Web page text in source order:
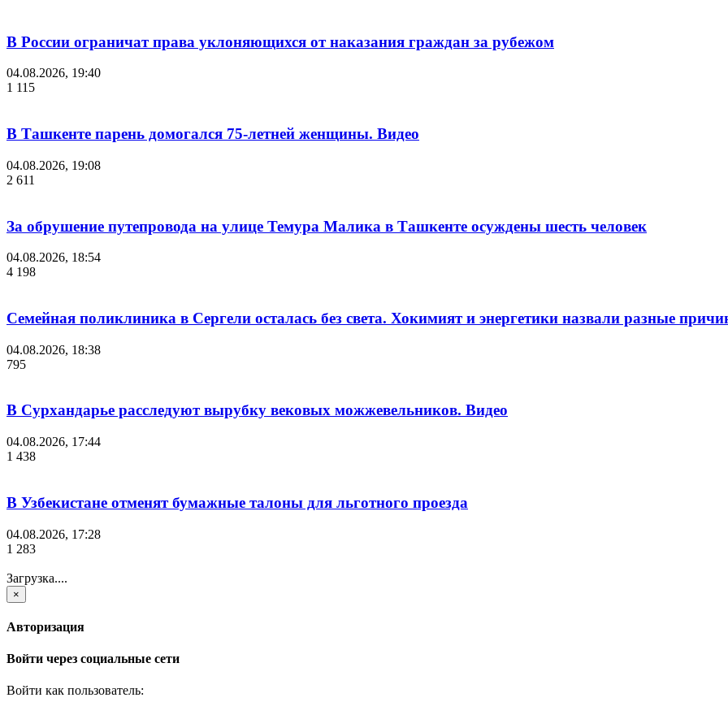
В России ограничат права уклоняющихся от наказания граждан за рубежом
04.08.2026, 19:40
1 115
В Ташкенте парень домогался 75-летней женщины. Видео
04.08.2026, 19:08
2 611
За обрушение путепровода на улице Темура Малика в Ташкенте осуждены шесть человек
04.08.2026, 18:54
4 198
Семейная поликлиника в Сергели осталась без света. Хокимият и энергетики назвали разные
04.08.2026, 18:38
795
В Сурхандарье расследуют вырубку вековых можжевельников. Видео
04.08.2026, 17:44
1 438
В Узбекистане отменят бумажные талоны для льготного проезда
04.08.2026, 17:28
1 283
Загрузка....
×
Авторизация
Войти через социальные сети
Войти как пользователь: